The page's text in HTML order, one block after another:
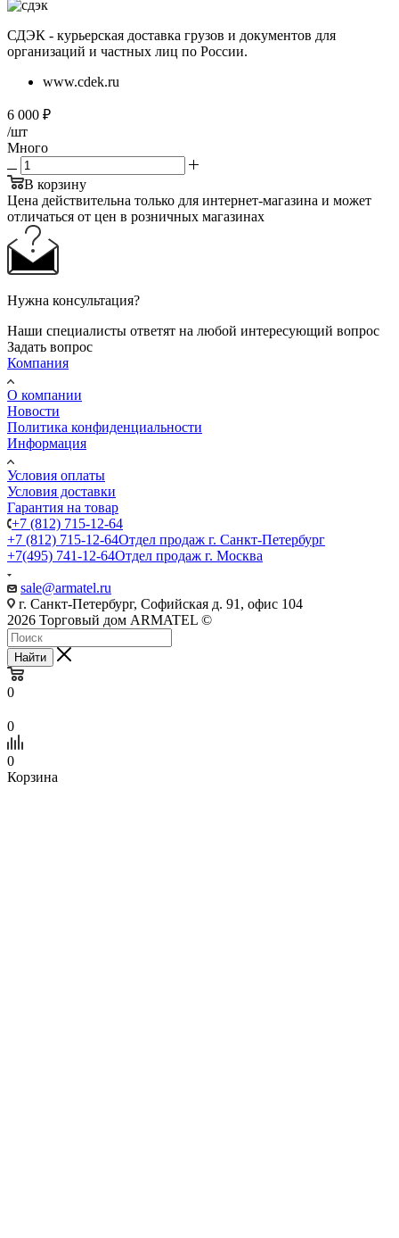
СДЭК - курьерская доставка грузов и документов для
организаций и частных лиц по России.
www.cdek.ru
6 000 ₽
/шт
Много
В корзину
Цена действительна только для интернет-магазина и может
отличаться от цен в розничных магазинах
Нужна консультация?
Наши специалисты ответят на любой интересующий вопрос
Задать вопрос
Компания
О компании
Новости
Политика конфиденциальности
Информация
Условия оплаты
Условия доставки
Гарантия на товар
+7 (812) 715-12-64
+7 (812) 715-12-64Отдел продаж г. Санкт-Петербург
+7(495) 741-12-64Отдел продаж г. Москва
sale@armatel.ru
г. Санкт-Петербург, Софийская д. 91, офис 104
2026 Торговый дом ARMATEL ©
Найти
0
0
0
Корзина